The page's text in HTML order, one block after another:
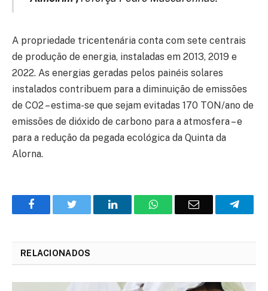
A propriedade tricentenária conta com sete centrais
de produção de energia, instaladas em 2013, 2019 e
2022. As energias geradas pelos painéis solares
instalados contribuem para a diminuição de emissões
de CO2 – estima-se que sejam evitadas 170 TON/ano de
emissões de dióxido de carbono para a atmosfera – e
para a redução da pegada ecológica da Quinta da
Alorna.
FacebookTwitter
O
WhatsAppE-
RELACIONADOS